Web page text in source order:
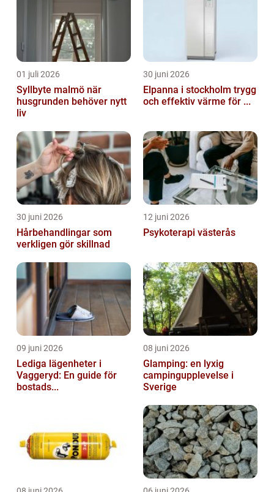
01 juli 2026
Syllbyte malmö när
husgrunden behöver nytt
liv
30 juni 2026
Elpanna i stockholm trygg
och effektiv värme för ...
30 juni 2026
Hårbehandlingar som
verkligen gör skillnad
12 juni 2026
Psykoterapi västerås
09 juni 2026
Lediga lägenheter i
Vaggeryd: En guide för
bostads...
08 juni 2026
Glamping: en lyxig
campingupplevelse i
Sverige